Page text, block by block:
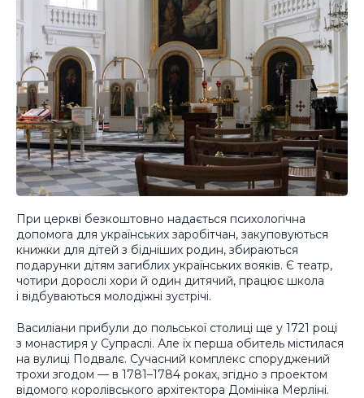
При церкві безкоштовно надається психологічна
допомога для українських заробітчан, закуповуються
книжки для дітей з бідніших родин, збираються
подарунки дітям загиблих українських вояків. Є театр,
чотири дорослі хори й один дитячий, працює школа
і відбуваються молодіжні зустрічі.
Василіани прибули до польської столиці ще у 1721 році
з монастиря у Супраслі. Але їх перша обитель містилася
на вулиці Подвалє. Сучасний комплекс споруджений
трохи згодом — в 1781–1784 роках, згідно з проектом
відомого королівського архітектора Домініка Мерліні.